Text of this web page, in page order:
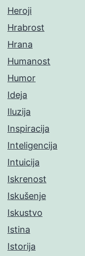
Heroji
Hrabrost
Hrana
Humanost
Humor
Ideja
Iluzija
Inspiracija
Inteligencija
Intuicija
Iskrenost
Iskušenje
Iskustvo
Istina
Istorija